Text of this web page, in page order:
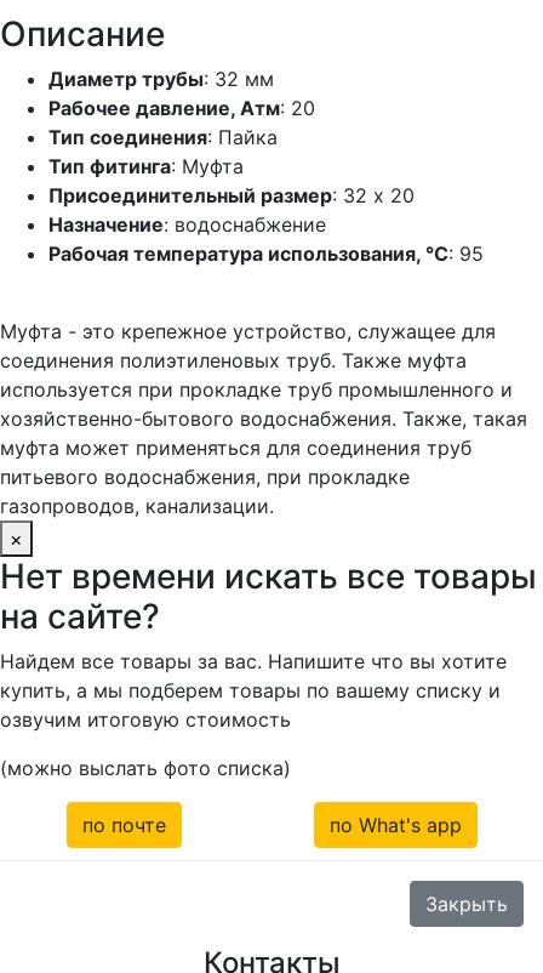
Описание
Диаметр трубы: 32 мм
Рабочее давление, Атм: 20
Тип соединения: Пайка
Тип фитинга: Муфта
Присоединительный размер: 32 х 20
Назначение: водоснабжение
Рабочая температура использования, °С: 95
Муфта - это крепежное устройство, служащее для
соединения полиэтиленовых труб. Также муфта
используется при прокладке труб промышленного и
хозяйственно-бытового водоснабжения. Также, такая
муфта может применяться для соединения труб
питьевого водоснабжения, при прокладке
газопроводов, канализации.
×
Нет времени искать все товары
на сайте?
Найдем все товары за вас. Напишите что вы хотите
купить, а мы подберем товары по вашему списку и
озвучим итоговую стоимость
(можно выслать фото списка)
по почте по What's app
Закрыть
Контакты